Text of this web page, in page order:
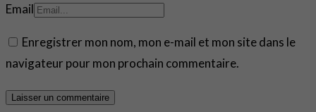
Email
Enregistrer mon nom, mon e-mail et mon site dans le
navigateur pour mon prochain commentaire.